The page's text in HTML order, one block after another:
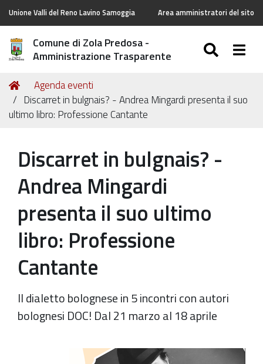
Unione Valli del Reno Lavino Samoggia Area amministratori del sito
Comune di Zola Predosa -
Amministrazione Trasparente
Tu
sei
qui:
Home
Agenda eventi
Discarret in bulgnais? - Andrea Mingardi presenta il suo
ultimo libro: Professione Cantante
Discarret in bulgnais? -
Andrea Mingardi
presenta il suo ultimo
libro: Professione
Cantante
Il dialetto bolognese in 5 incontri con autori
bolognesi DOC! Dal 21 marzo al 18 aprile
https://old.comune.zolapredosa.bo.it/events/discarret-